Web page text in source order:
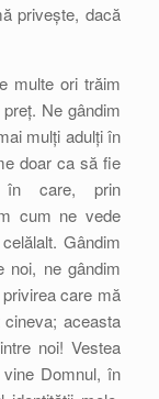
privește, dacă
multe ori trăim
Ne gândim
mulți adulți în
doar ca să fie
în care, prin
cum ne vede
Gândim
noi, ne gândim
care mă
aceasta
noi! Vestea
Domnul, în